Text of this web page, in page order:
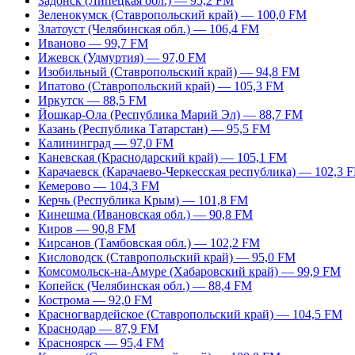
Зеленокумск (Ставропольский край) — 100,0 FM
Златоуст (Челябинская обл.) — 106,4 FM
Иваново — 99,7 FM
Ижевск (Удмуртия) — 97,0 FM
Изобильный (Ставропольский край) — 94,8 FM
Ипатово (Ставропольский край) — 105,3 FM
Иркутск — 88,5 FM
Йошкар-Ола (Республика Марий Эл) — 88,7 FM
Казань (Республика Татарстан) — 95,5 FM
Калининград — 97,0 FM
Каневская (Краснодарский край) — 105,1 FM
Карачаевск (Карачаево-Черкесская республика) — 102,3
Кемерово — 104,3 FM
Керчь (Республика Крым) — 101,8 FM
Кинешма (Ивановская обл.) — 90,8 FM
Киров — 90,8 FM
Кирсанов (Тамбовская обл.) — 102,2 FM
Кисловодск (Ставропольский край) — 95,0 FM
Комсомольск-на-Амуре (Хабаровский край) — 99,9 FM
Копейск (Челябинская обл.) — 88,4 FM
Кострома — 92,0 FM
Красногвардейское (Ставропольский край) — 104,5 FM
Краснодар — 87,9 FM
Красноярск — 95,4 FM